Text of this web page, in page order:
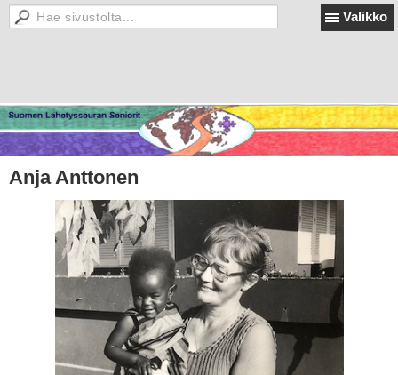
Valikko
Anja Anttonen